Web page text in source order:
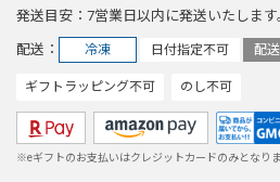
発送目安 7営業日以内に発送いたします
配送 冷凍 日付指定不可 配
ギフトラッピング不可 のし不可
※eギフトのお支払いはクレジットカードのみとなりま